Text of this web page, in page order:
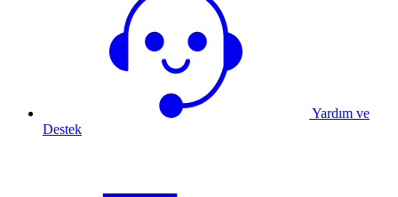
Yardım ve
Destek